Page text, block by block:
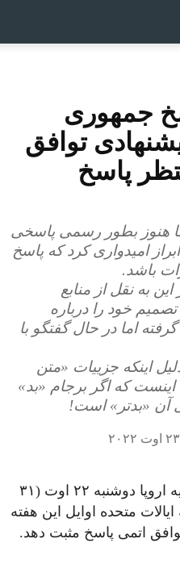
جمهوری
توافق
پاسخ
هنوز بطور رسمی پاسخی
امیدواری کرد که پاسخ
باشد.
به نقل از منابع
خود را درباره
اما در حال گفتگو با
اینکه جزییات «متن
که اگر برجام «بد»
آن «بدتر» است!
مسئول سیاست خارجی اتحادیه اروپا دوشنبه ۲۲ اوت (۳۱
متحده اوایل این هفته
توافق اتمی پاسخ مثبت دهد.